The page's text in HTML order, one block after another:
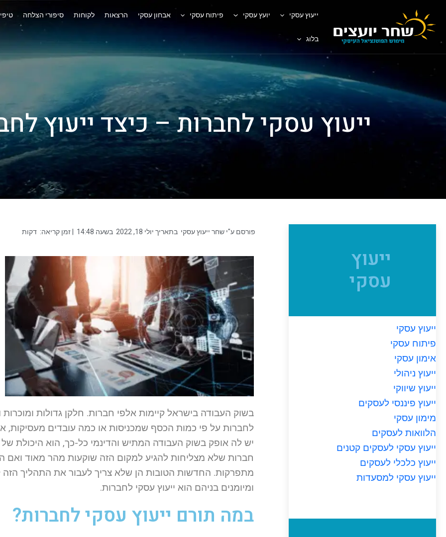
ייעוץ עסקי יועץ עסקי פיתוח עסקי אבחון עסקי הרצאות לקוחות סיפורי הצלחה
בלוג
ייעוץ עסקי לחברות – כיצד ייעוץ
ייעוץ
עסקי
ייעוץ עסקי
פיתוח עסקי
אימון עסקי
ייעוץ ניהולי
ייעוץ שיווקי
ייעוץ פיננסי לעסקים
מימון עסקי
הלוואות לעסקים
ייעוץ עסקי לעסקים קטנים
ייעוץ כלכלי לעסקים
ייעוץ עסקי למסעדות
פורסם ע"י שחר ייעוץ עסקי בתאריך יולי 18, 2022 בשעה | זמן קריאה: דקות
בשוק העבודה בישראל קיימות אלפי חברות. חלקן גדולות
לחברות על פי כמות הכסף שמכניסות או כמה עובדים מעסיקות,
יש לה אופק בשוק העבודה המתיש והדינמי כל-כך, הוא היכולת
חברות שלא מצליחות להגיע למקום הזה שוקעות מהר מאוד ואם
מתפרקות. החדשות הטובות הן שלא צריך לעבור את התהליך הזה
ומיומנים בניהם הוא ייעוץ עסקי לחברות.
במה תורם ייעוץ עסקי לחברות?